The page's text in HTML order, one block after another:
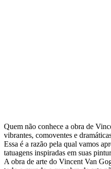
Quem não conhece a obra de
vibrantes, comoventes e
Essa é a razão pela qual vamos
tatuagens inspiradas em suas
A obra de arte do Vincent Van